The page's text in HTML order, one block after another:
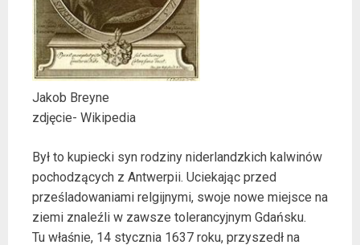
Jakob Breyne
zdjęcie- Wikipedia
Był to kupiecki syn rodziny niderlandzkich kalwinów
pochodzących z Antwerpii. Uciekając przed
prześladowaniami relgijnymi, swoje nowe miejsce na
ziemi znaleźli w zawsze tolerancyjnym Gdańsku.
Tu właśnie, 14 stycznia 1637 roku, przyszedł na